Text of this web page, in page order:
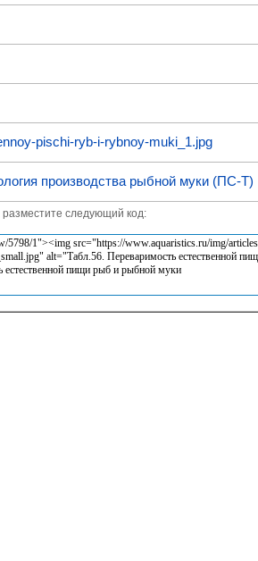
pischi-ryb-i-rybnoy-muki_1.jpg
производства рыбной муки (ПС-Т)
следующий код: